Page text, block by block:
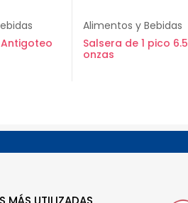
Alimentos y Bebidas
Salsera de 1 pico 6.5
onzas